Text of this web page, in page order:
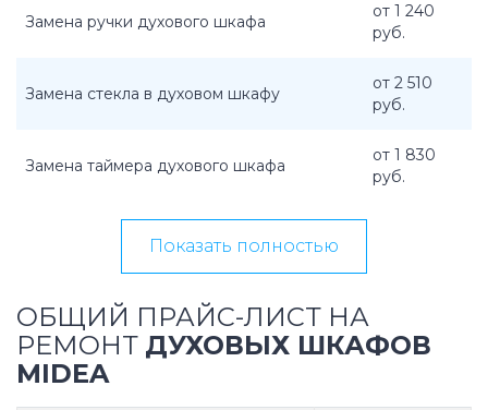
Замена ручки духового шкафа
от 1 240
руб.
Замена стекла в духовом шкафу
от 2 510
руб.
Замена таймера духового шкафа
от 1 830
руб.
Показать полностью
ОБЩИЙ ПРАЙС-ЛИСТ НА
РЕМОНТ ДУХОВЫХ ШКАФОВ
MIDEA